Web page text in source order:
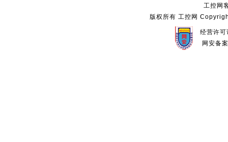
工控网
版权所有 工控网
经营许
网安备